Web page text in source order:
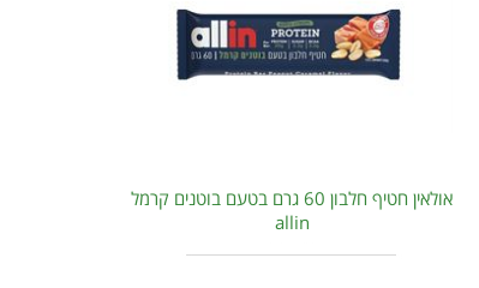
אולאין חטיף חלבון 60 גרם בטעם בוטנים קרמל
allin